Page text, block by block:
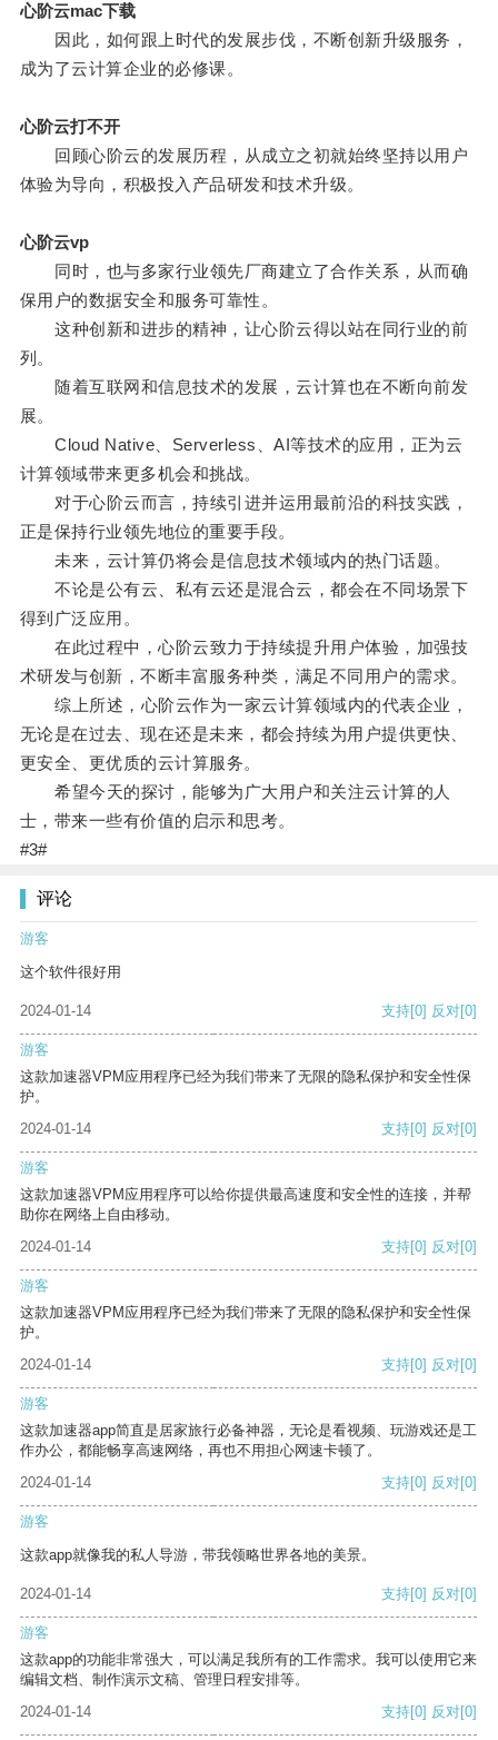
心阶云mac下载
因此，如何跟上时代的发展步伐，不断创新升级服务，
成为了云计算企业的必修课。
心阶云打不开
回顾心阶云的发展历程，从成立之初就始终坚持以用户
体验为导向，积极投入产品研发和技术升级。
心阶云vp
同时，也与多家行业领先厂商建立了合作关系，从而确
保用户的数据安全和服务可靠性。
这种创新和进步的精神，让心阶云得以站在同行业的前
列。
随着互联网和信息技术的发展，云计算也在不断向前发
展。
Cloud Native、Serverless、AI等技术的应用，正为云
计算领域带来更多机会和挑战。
对于心阶云而言，持续引进并运用最前沿的科技实践，
正是保持行业领先地位的重要手段。
未来，云计算仍将会是信息技术领域内的热门话题。
不论是公有云、私有云还是混合云，都会在不同场景下
得到广泛应用。
在此过程中，心阶云致力于持续提升用户体验，加强技
术研发与创新，不断丰富服务种类，满足不同用户的需求。
综上所述，心阶云作为一家云计算领域内的代表企业，
无论是在过去、现在还是未来，都会持续为用户提供更快、
更安全、更优质的云计算服务。
希望今天的探讨，能够为广大用户和关注云计算的人
士，带来一些有价值的启示和思考。
#3#
评论
游客
这个软件很好用
2024-01-14 支持[0] 反对[0]
游客
这款加速器VPM应用程序已经为我们带来了无限的隐私保护和安全性保
护。
2024-01-14
支持[0] 反对[0]
游客
这款加速器VPM应用程序可以给你提供最高速度和安全性的连接，并帮
助你在网络上自由移动。
2024-01-14
支持[0] 反对[0]
游客
这款加速器VPM应用程序已经为我们带来了无限的隐私保护和安全性保
护。
2024-01-14
支持[0] 反对[0]
游客
这款加速器app简直是居家旅行必备神器，无论是看视频、玩游戏还是工
作办公，都能畅享高速网络，再也不用担心网速卡顿了。
2024-01-14
支持[0] 反对[0]
游客
这款app就像我的私人导游，带我领略世界各地的美景。
2024-01-14 支持[0] 反对[0]
游客
这款app的功能非常强大，可以满足我所有的工作需求。我可以使用它来
编辑文档、制作演示文稿、管理日程安排等。
2024-01-14
支持[0] 反对[0]